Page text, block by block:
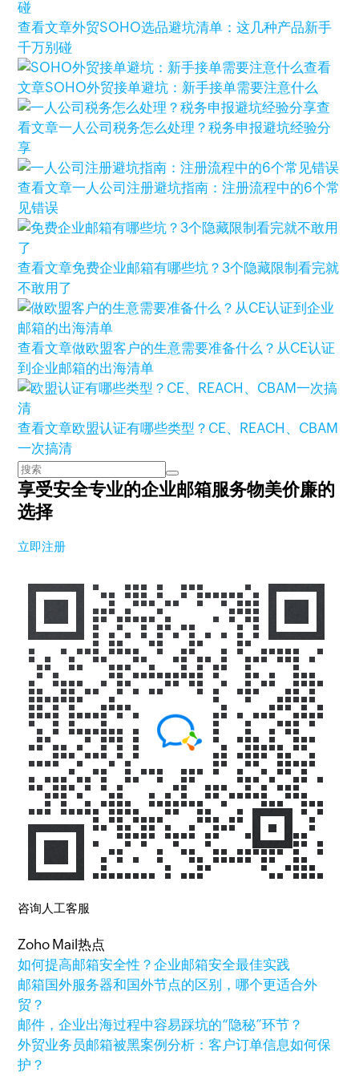
查看文章外贸SOHO选品避坑清单：这几种产品新手
千万别碰
查看
文章SOHO外贸接单避坑：新手接单需要注意什么
查
看文章一人公司税务怎么处理？税务申报避坑经验分
享
查看文章一人公司注册避坑指南：注册流程中的6个常
见错误
查看文章免费企业邮箱有哪些坑？3个隐藏限制看完就
不敢用了
查看文章做欧盟客户的生意需要准备什么？从CE认证
到企业邮箱的出海清单
查看文章欧盟认证有哪些类型？CE、REACH、CBAM
一次搞清
享受安全专业的企业邮箱服务物美价廉的
选择
立即注册
咨询人工客服
Zoho Mail热点
如何提高邮箱安全性？企业邮箱安全最佳实践
邮箱国外服务器和国外节点的区别，哪个更适合外
贸？
邮件，企业出海过程中容易踩坑的“隐秘”环节？
外贸业务员邮箱被黑案例分析：客户订单信息如何保
护？